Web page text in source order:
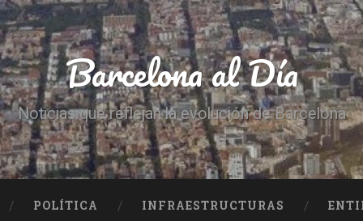
Barcelona al Día
Noticias que reflejan la evolución de Barcelona
POLÍTICA INFRAESTRUCTURAS